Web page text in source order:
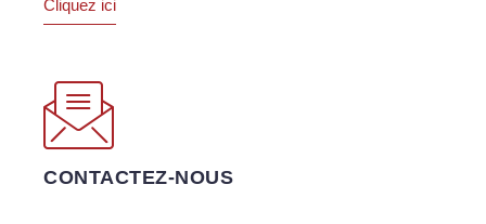
Cliquez ici
CONTACTEZ-NOUS